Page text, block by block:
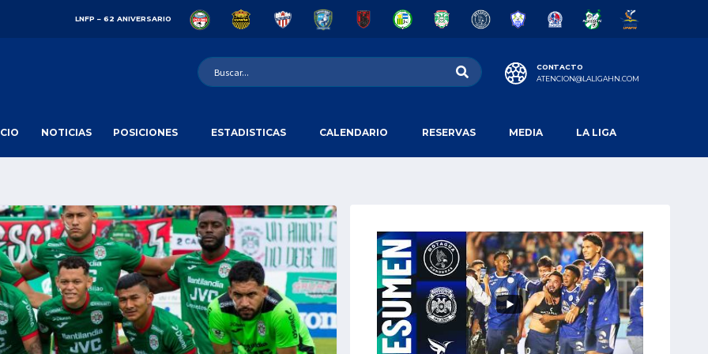
LNFP – 62 ANIVERSARIO
CONTACTO
ATENCION@LALIGAHN.COM
NOTICIAS POSICIONES ESTADISTICAS CALENDARIO RESERVAS MEDIA LA LIGA